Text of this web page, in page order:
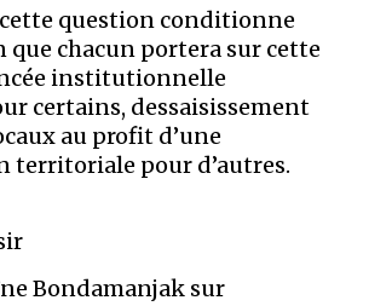
question conditionne
que chacun portera sur cette
institutionnelle
certains, dessaisissement
au profit d’une
territoriale pour d’autres.
Bondamanjak sur